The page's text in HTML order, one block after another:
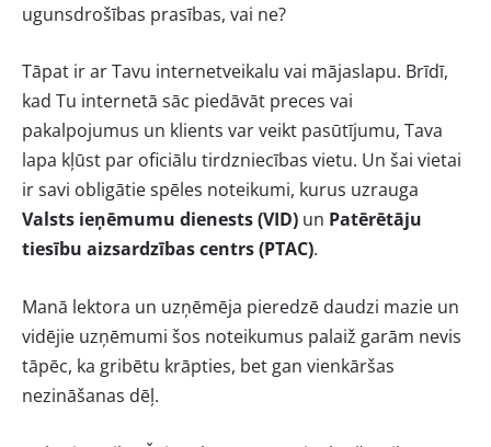
ugunsdrošības prasības, vai ne?
Tāpat ir ar Tavu internetveikalu vai mājaslapu. Brīdī,
kad Tu internetā sāc piedāvāt preces vai
pakalpojumus un klients var veikt pasūtījumu, Tava
lapa kļūst par oficiālu tirdzniecības vietu. Un šai vietai
ir savi obligātie spēles noteikumi, kurus uzrauga
Valsts ieņēmumu dienests (VID) un Patērētāju
tiesību aizsardzības centrs (PTAC).
Manā lektora un uzņēmēja pieredzē daudzi mazie un
vidējie uzņēmumi šos noteikumus palaiž garām nevis
tāpēc, ka gribētu krāpties, bet gan vienkāršas
nezināšanas dēļ.